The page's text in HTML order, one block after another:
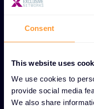
Consent
This website uses
We use cookies to
provide social media
We also share
Protection
portables, les
appareils mobiles
Détection
malveillants -
temps réel des
activités